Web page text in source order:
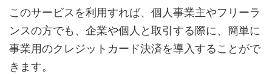
このサービスを利用すれば、個人事業主やフリーラ
ンスの方でも、企業や個人と取引する際に、簡単に
事業用のクレジットカード決済を導入することがで
きます。